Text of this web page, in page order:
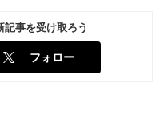
記事を受け取ろう
フォロー